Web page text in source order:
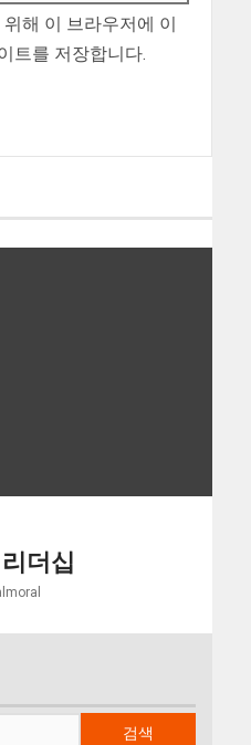
해 이 브라우저에 이
트를 저장합니다.
더십
검색